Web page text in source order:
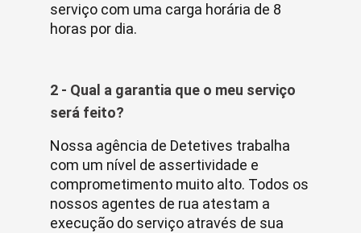
serviço com uma carga horária de 8
horas por dia.
2 - Qual a garantia que o meu serviço
será feito?
Nossa agência de Detetives trabalha
com um nível de assertividade e
comprometimento muito alto. Todos os
nossos agentes de rua atestam a
execução do serviço através de sua